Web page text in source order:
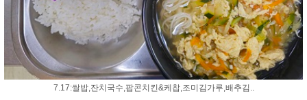
7.17:쌀밥,잔치국수,팝콘치킨&케찹,조미김가루,배추김..